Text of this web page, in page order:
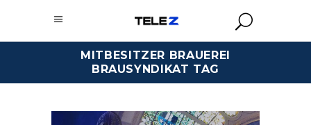
MITBESITZER BRAUEREI
BRAUSYNDIKAT TAG